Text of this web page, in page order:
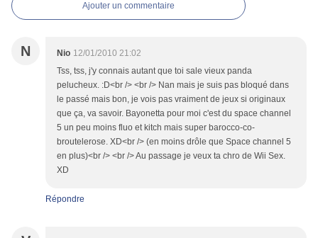
Ajouter un commentaire
N Nio 12/01/2010 21:02
Tss, tss, j'y connais autant que toi sale vieux panda
pelucheux. :D<br /> <br /> Nan mais je suis pas bloqué dans
le passé mais bon, je vois pas vraiment de jeux si originaux
que ça, va savoir. Bayonetta pour moi c'est du space channel
5 un peu moins fluo et kitch mais super barocco-co-
broutelerose. XD<br /> (en moins drôle que Space channel 5
en plus)<br /> <br /> Au passage je veux ta chro de Wii Sex.
XD
Répondre